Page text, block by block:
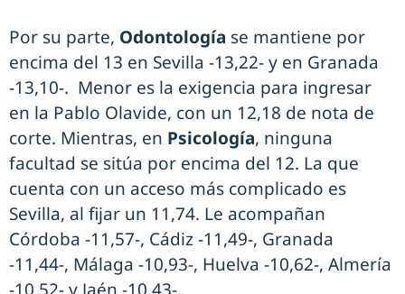
Por su parte, Odontología se mantiene por
encima del 13 en Sevilla -13,22- y en Granada
-13,10-. Menor es la exigencia para ingresar
en la Pablo Olavide, con un 12,18 de nota de
corte. Mientras, en Psicología, ninguna
facultad se sitúa por encima del 12. La que
cuenta con un acceso más complicado es
Sevilla, al fijar un 11,74. Le acompañan
Córdoba -11,57-, Cádiz -11,49-, Granada
-11,44-, Málaga -10,93-, Huelva -10,62-, Almería